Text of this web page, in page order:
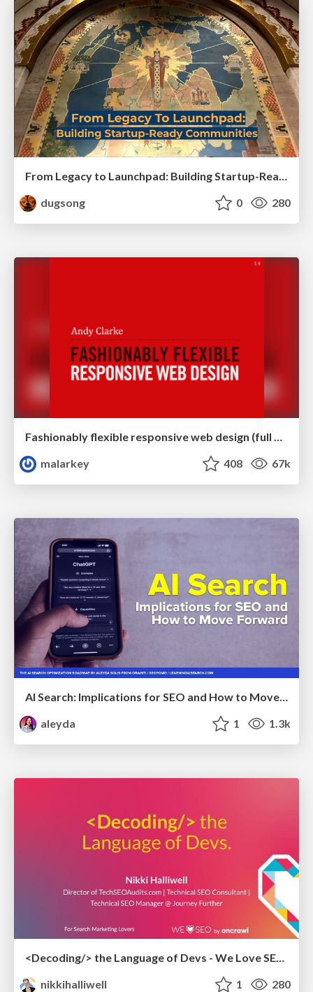
From Legacy to Launchpad: Building Startup-Ready Communities
dugsong
0 280
Fashionably flexible responsive web design (full day workshop)
malarkey
408 67k
AI Search: Implications for SEO and How to Move Forward - #ShenzhenSEOConference
aleyda
1 1.3k
nikkihalliwell
1 280